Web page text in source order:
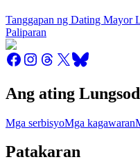
Tanggapan ng Dating Mayor
Paliparan
Ang ating Lungsod
Mga serbisyoMga kagawaran
Patakaran